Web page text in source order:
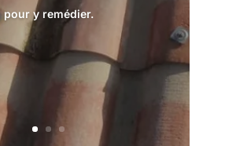
pour y remédier.